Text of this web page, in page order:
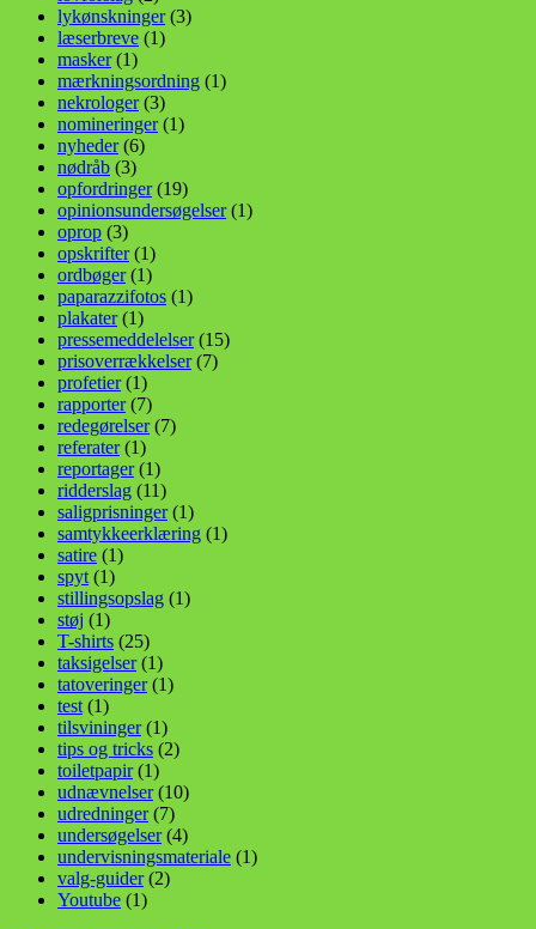
lykønskninger(3)
læserbreve (1)
masker(1)
mærkningsordning (1)
nekrologer(3)
nomineringer(1)
nyheder(6)
nødråb (3)
opfordringer(19)
opinionsundersøgelser(1)
oprop (3)
opskrifter(1)
ordbøger(1)
paparazzifotos (1)
plakater(1)
pressemeddelelser(15)
prisoverrækkelser(7)
profetier(1)
rapporter(7)
redegørelser(7)
referater(1)
reportager(1)
ridderslag (11)
saligprisninger(1)
samtykkeerklæring (1)
satire (1)
spyt (1)
stillingsopslag (1)
støj (1)
T-shirts (25)
taksigelser(1)
tatoveringer(1)
test (1)
tilsvininger(1)
tips og tricks (2)
toiletpapir(1)
udnævnelser(10)
udredninger(7)
undersøgelser(4)
undervisningsmateriale (1)
valg-guider(2)
Youtube (1)